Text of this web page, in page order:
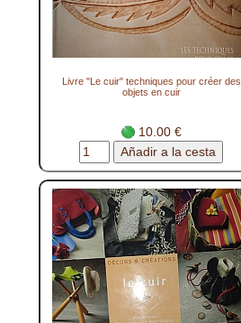
Livre "Le cuir" techniques pour créer des
objets en cuir
10.00 €